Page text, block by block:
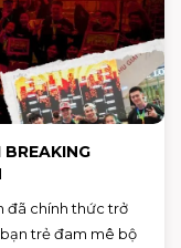
đã chính thức trở
trẻ đam mê bộ